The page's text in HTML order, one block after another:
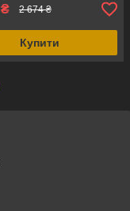
₴ 2 674 ₴
Купити